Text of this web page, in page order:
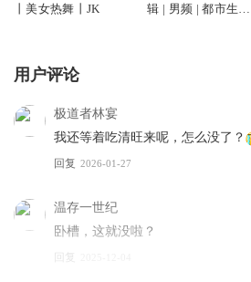
丨美女热舞丨JK
辑 | 男频 | 都市生活 |
用户评论
极道者林宴
我还等着吃清旺来呢，怎么没了？
回复 2026-01-27
温存一世纪
卧槽，这就没啦？
回复